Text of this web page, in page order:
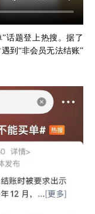
话题登上热搜。据了
到“非会员无法结账”